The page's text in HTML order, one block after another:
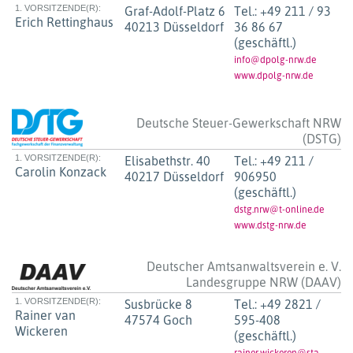
1. VORSITZENDE(R):
Erich Rettinghaus
Graf-Adolf-Platz 6
40213 Düsseldorf
Tel.:+49 211 / 93
36 86 67
(geschäftl.)
info@dpolg-nrw.de
www.dpolg-nrw.de
Deutsche Steuer-Gewerkschaft NRW
(DSTG)
1. VORSITZENDE(R):
Carolin Konzack
Elisabethstr. 40
40217 Düsseldorf
Tel.:+49 211 /
906950
(geschäftl.)
dstg.nrw@t-online.de
www.dstg-nrw.de
Deutscher Amtsanwaltsverein e. V.
Landesgruppe NRW (DAAV)
1. VORSITZENDE(R):
Rainer van
Wickeren
Susbrücke 8
47574 Goch
Tel.:+49 2821 /
595-408
(geschäftl.)